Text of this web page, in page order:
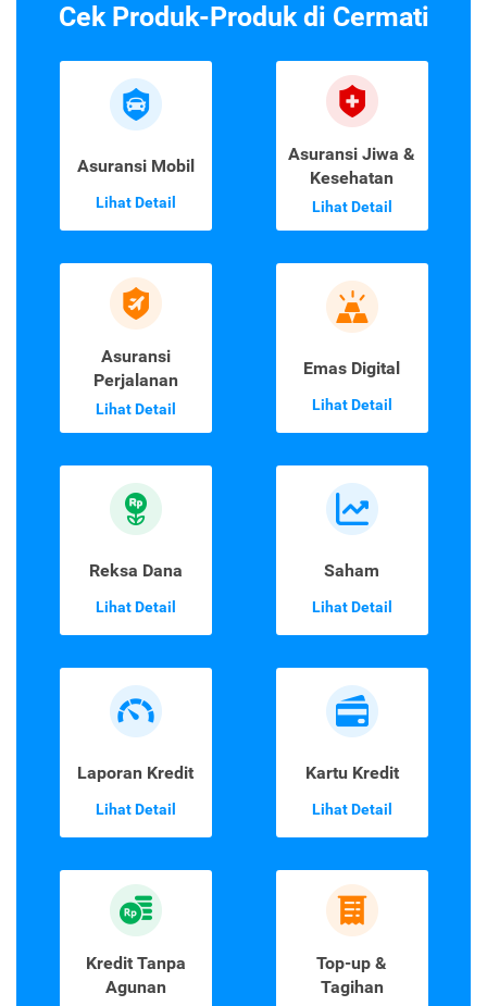
Cek Produk-Produk di Cermati
Asuransi Mobil
Lihat Detail
Asuransi Jiwa &
Kesehatan
Lihat Detail
Asuransi
Perjalanan
Lihat Detail
Emas Digital
Lihat Detail
Reksa Dana
Lihat Detail
Saham
Lihat Detail
Laporan Kredit
Lihat Detail
Kartu Kredit
Lihat Detail
Kredit Tanpa
Agunan
Top-up &
Tagihan